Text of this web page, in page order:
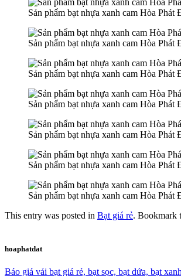
Sản phẩm bạt nhựa xanh cam Hòa Phát
Sản phẩm bạt nhựa xanh cam Hòa Phát
Sản phẩm bạt nhựa xanh cam Hòa Phát
Sản phẩm bạt nhựa xanh cam Hòa Phát
Sản phẩm bạt nhựa xanh cam Hòa Phát
Sản phẩm bạt nhựa xanh cam Hòa Phát
Sản phẩm bạt nhựa xanh cam Hòa Phát
This entry was posted in Bạt giá rẻ. Bookmark
hoaphatdat
Báo giá vải bạt giá rẻ, bạt sọc, bạt dứa, bạt